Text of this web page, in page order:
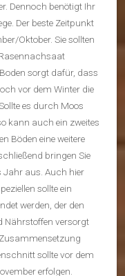
Dennoch benötigt Ihr
Der beste Zeitpunkt
Oktober. Sie sollten
sorgt dafür, dass
vor dem Winter die
es durch Moos
kann auch ein zweites
Böden eine weitere
bringen Sie
Jahr aus. Auch hier
sollte ein
werden, der den
Nährstoffen versorgt
sollte vor dem
erfolgen.